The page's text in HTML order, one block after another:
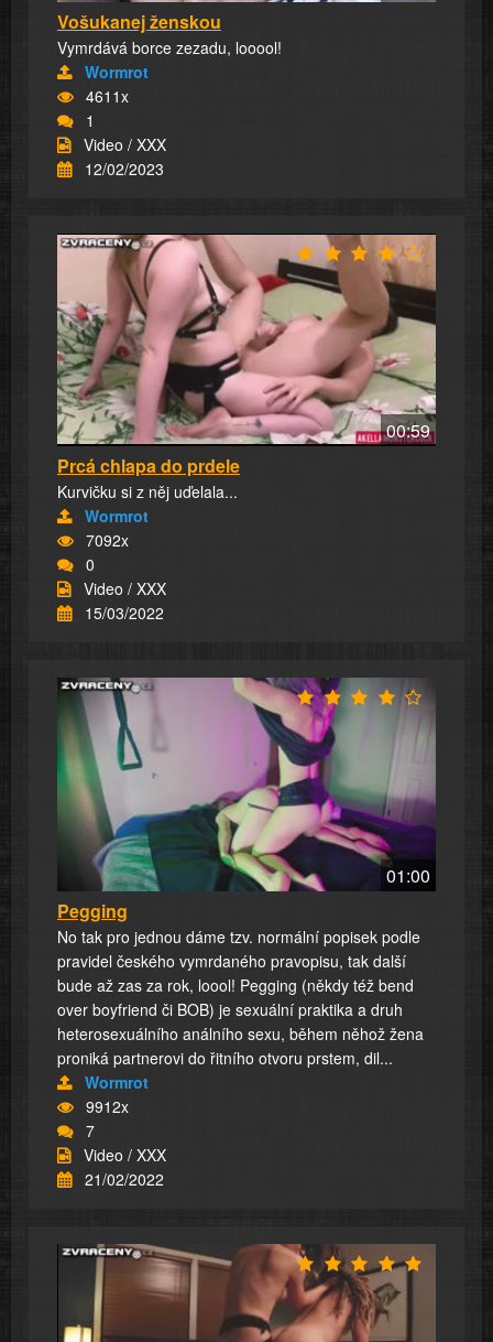
Vošukanej ženskou
Vymrdává borce zezadu, looool!
Wormrot
4611x
1
Video / XXX
12/02/2023
00:59
Prcá chlapa do prdele
Kurvičku si z něj uďelala...
Wormrot
7092x
0
Video / XXX
15/03/2022
01:00
Pegging
No tak pro jednou dáme tzv. normální popisek podle
pravidel českého vymrdaného pravopisu, tak další
bude až zas za rok, loool! Pegging (někdy též bend
over boyfriend či BOB) je sexuální praktika a druh
heterosexuálního análního sexu, během něhož žena
proniká partnerovi do řitního otvoru prstem, dil...
Wormrot
9912x
7
Video / XXX
21/02/2022